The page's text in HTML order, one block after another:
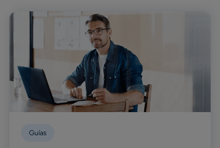
Guías